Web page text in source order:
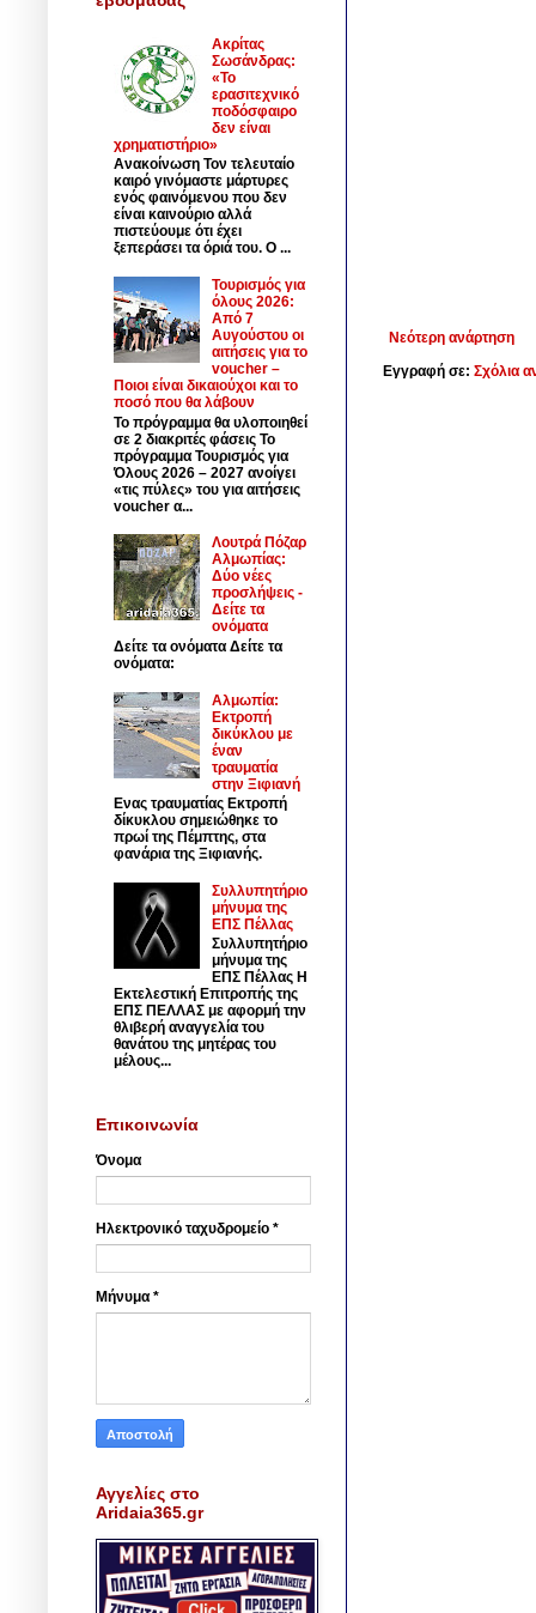
Νεότερη ανάρτηση
Εγγραφή σε: Σχόλια
Ακρίτας
Σωσάνδρας:
«Το
ερασιτεχνικό
ποδόσφαιρο
δεν είναι
χρηματιστήριο»
Ανακοίνωση Τον τελευταίο
καιρό γινόμαστε μάρτυρες
ενός φαινόμενου που δεν
είναι καινούριο αλλά
πιστεύουμε ότι έχει
ξεπεράσει τα όριά του. Ο ...
Τουρισμός για
όλους 2026:
Από 7
Αυγούστου οι
αιτήσεις για το
voucher –
Ποιοι είναι δικαιούχοι και το
ποσό που θα λάβουν
Το πρόγραμμα θα υλοποιηθεί
σε 2 διακριτές φάσεις Το
πρόγραμμα Τουρισμός για
Όλους 2026 – 2027 ανοίγει
«τις πύλες» του για αιτήσεις
voucher α...
Λουτρά Πόζαρ
Αλμωπίας:
Δύο νέες
προσλήψεις -
Δείτε τα
ονόματα
Δείτε τα ονόματα Δείτε τα
ονόματα:
Αλμωπία:
Εκτροπή
δικύκλου με
έναν
τραυματία
στην Ξιφιανή
Ενας τραυματίας Εκτροπή
δίκυκλου σημειώθηκε το
πρωί της Πέμπτης, στα
φανάρια της Ξιφιανής.
Συλλυπητήριο
μήνυμα της
ΕΠΣ Πέλλας
Συλλυπητήριο
μήνυμα της
ΕΠΣ Πέλλας Η
Εκτελεστική Επιτροπής της
ΕΠΣ ΠΕΛΛΑΣ με αφορμή την
θλιβερή αναγγελία του
θανάτου της μητέρας του
μέλους...
Επικοινωνία
Όνομα
Ηλεκτρονικό ταχυδρομείο *
Μήνυμα *
Αγγελίες στο
Aridaia365.gr